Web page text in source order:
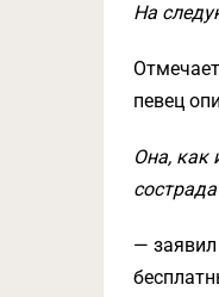
На
певец
Она, как
—